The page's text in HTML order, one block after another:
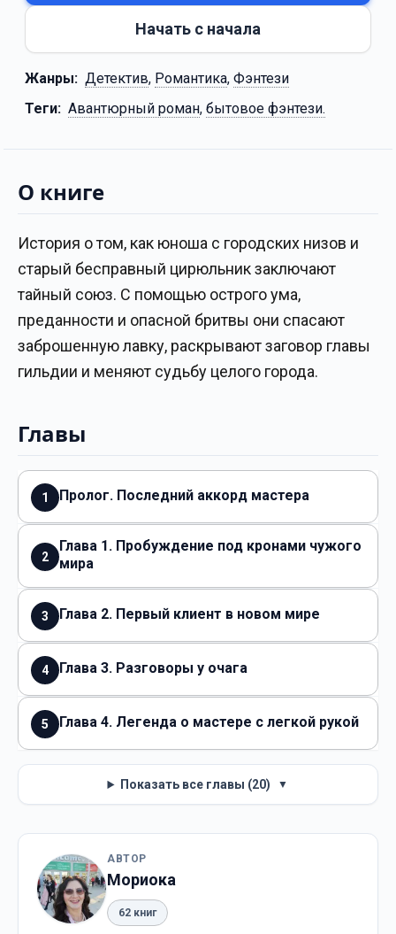
Начать с начала
Жанры: Детектив, Романтика, Фэнтези
Теги: Авантюрный роман, бытовое фэнтези.
О книге
История о том, как юноша с городских низов и
старый бесправный цирюльник заключают
тайный союз. С помощью острого ума,
преданности и опасной бритвы они спасают
заброшенную лавку, раскрывают заговор главы
гильдии и меняют судьбу целого города.
Главы
1 Пролог. Последний аккорд мастера
2
Глава 1. Пробуждение под кронами чужого
мира
3 Глава 2. Первый клиент в новом мире
4 Глава 3. Разговоры у очага
5 Глава 4. Легенда о мастере с легкой рукой
Показать все главы (20) ▼
АВТОР
Мориока
62 книг